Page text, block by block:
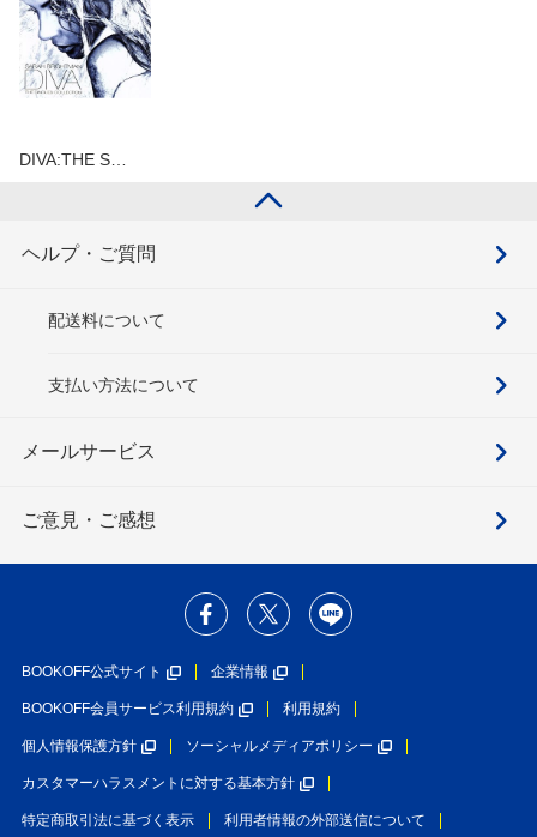
DIVA:THE S…
ヘルプ・ご質問
配送料について
支払い方法について
メールサービス
ご意見・ご感想
BOOKOFF公式サイト 企業情報
BOOKOFF会員サービス利用規約 利用規約
個人情報保護方針 ソーシャルメディアポリシー
カスタマーハラスメントに対する基本方針
特定商取引法に基づく表示 利用者情報の外部送信について